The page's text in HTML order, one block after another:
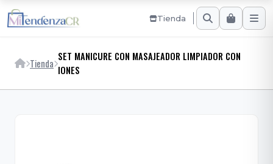
Tienda
Tienda
SET MANICURE CON MASAJEADOR LIMPIADOR CON
IONES